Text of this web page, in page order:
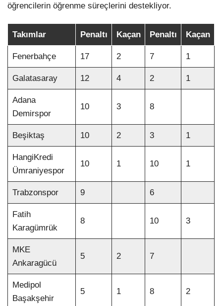
öğrencilerin öğrenme süreçlerini destekliyor.
Takımlar Penaltı Kaçan Penaltı Kaçan
Fenerbahçe 17 2 7 1
Galatasaray 12 4 2 1
Adana
Demirspor
10 3 8
Beşiktaş 10 2 3 1
HangiKredi
Ümraniyespor
10 1 10 1
Trabzonspor 9 6
Fatih
Karagümrük
8 10 3
MKE
Ankaragücü
5 2 7
Medipol
Başakşehir
5 1 8 2